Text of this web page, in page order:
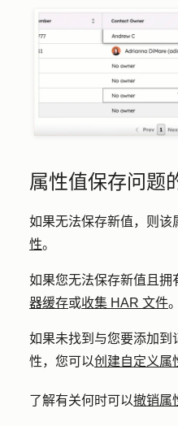
属性值保存问题
如果无法保存新值，则该
性。
如果您无法保存新值且拥
器缓存或收集 HAR 文件。
如果未找到与您要添加到
性，您可以创建自定义属
了解有关何时可以撤销属